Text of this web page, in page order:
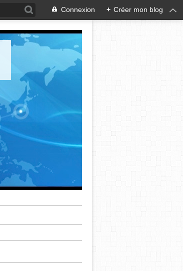
Connexion + Créer mon blog